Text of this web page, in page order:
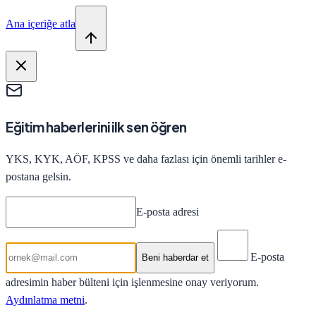
Ana içeriğe atla
Eğitim haberlerini ilk sen öğren
YKS, KYK, AÖF, KPSS ve daha fazlası için önemli tarihler e-
postana gelsin.
E-posta adresi
Beni haberdar et E-posta
adresimin haber bülteni için işlenmesine onay veriyorum.
Aydınlatma metni.